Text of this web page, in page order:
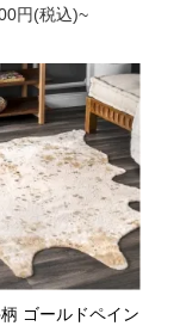
円(税込)~
ゴールドペイン